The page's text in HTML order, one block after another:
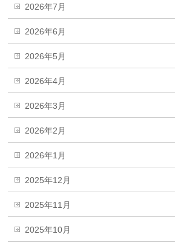
2026年7月
2026年6月
2026年5月
2026年4月
2026年3月
2026年2月
2026年1月
2025年12月
2025年11月
2025年10月